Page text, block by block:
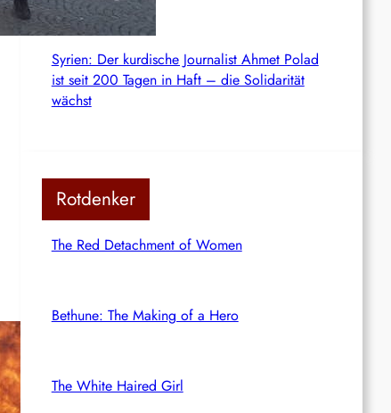
Syrien: Der kurdische Journalist Ahmet Polad
ist seit 200 Tagen in Haft – die Solidarität
wächst
Rotdenker
The Red Detachment of Women
Bethune: The Making of a Hero
The White Haired Girl